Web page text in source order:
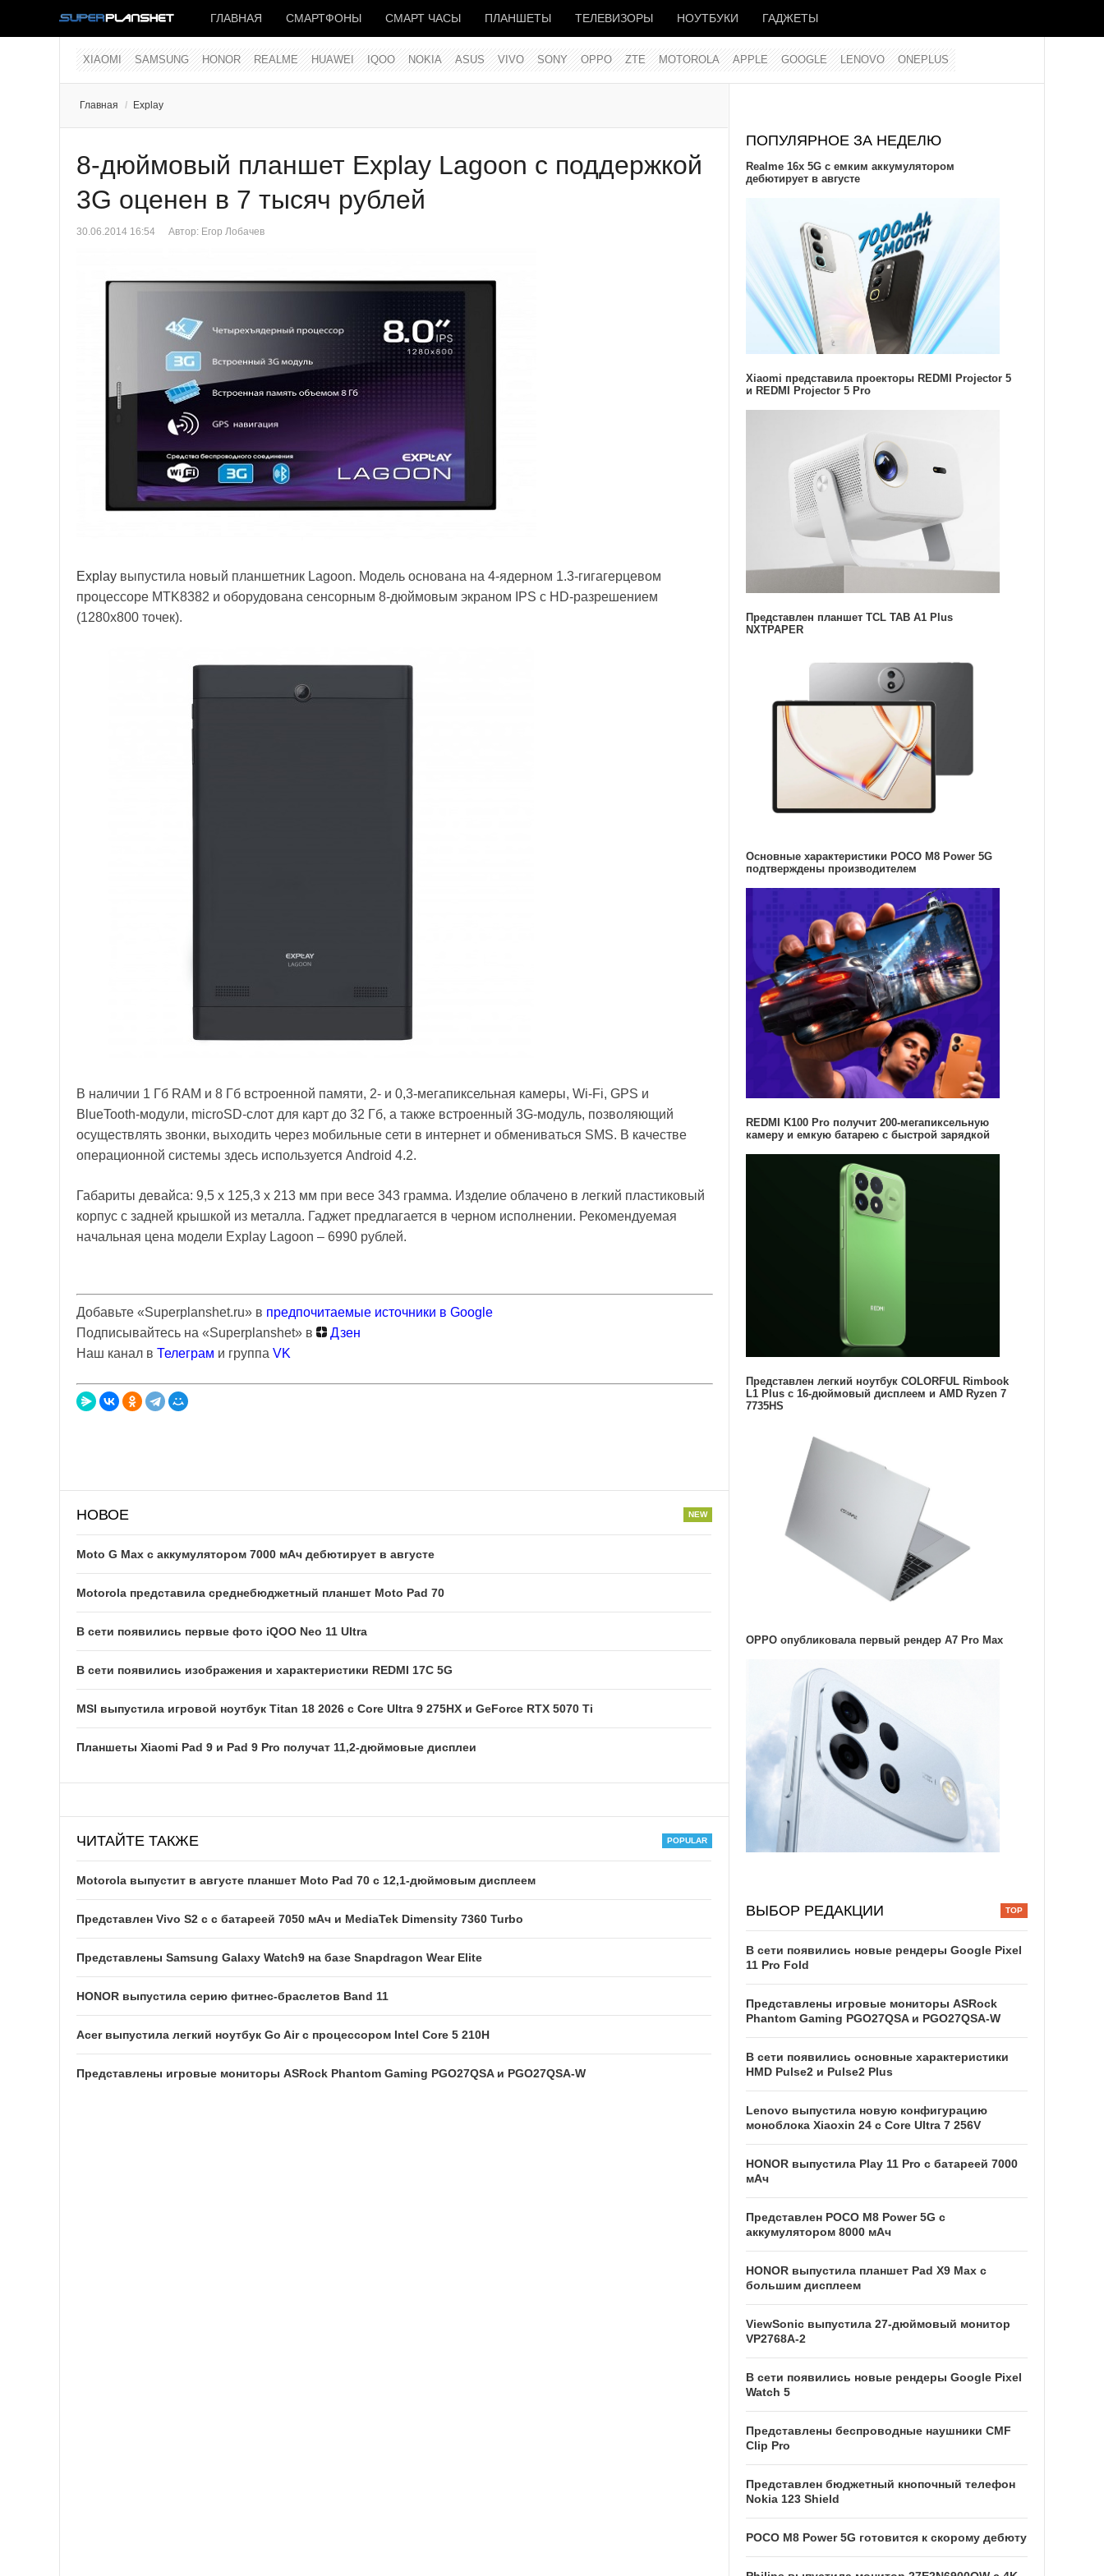
ГЛАВНАЯ СМАРТФОНЫ СМАРТ ЧАСЫ ПЛАНШЕТЫ ТЕЛЕВИЗОРЫ НОУТБУКИ ГАДЖЕТЫ
XIAOMI SAMSUNG HONOR REALME HUAWEI IQOO NOKIA ASUS VIVO SONY OPPO ZTE MOTOROLA APPLE GOOGLE LENOVO ONEPLUS
Главная / Explay
8-дюймовый планшет Explay Lagoon с поддержкой
3G оценен в 7 тысяч рублей
30.06.2014 16:54 Автор: Егор Лобачев
Explay выпустила новый планшетник Lagoon. Модель основана на 4-ядерном 1.3-гигагерцевом
процессоре MTK8382 и оборудована сенсорным 8-дюймовым экраном IPS с HD-разрешением
(1280х800 точек).
В наличии 1 Гб RAM и 8 Гб встроенной памяти, 2- и 0,3-мегапиксельная камеры, Wi-Fi, GPS и
BlueTooth-модули, microSD-слот для карт до 32 Гб, а также встроенный 3G-модуль, позволяющий
осуществлять звонки, выходить через мобильные сети в интернет и обмениваться SMS. В качестве
операционной системы здесь используется Android 4.2.
Габариты девайса: 9,5 х 125,3 х 213 мм при весе 343 грамма. Изделие облачено в легкий пластиковый
корпус с задней крышкой из металла. Гаджет предлагается в черном исполнении. Рекомендуемая
начальная цена модели Explay Lagoon – 6990 рублей.
Добавьте «Superplanshet.ru» в предпочитаемые источники в Google
Подписывайтесь на «Superplanshet» в
Дзен
Наш канал в Телеграм и группа VK
НОВОЕ
Moto G Max с аккумулятором 7000 мАч дебютирует в августе
Motorola представила среднебюджетный планшет Moto Pad 70
В сети появились первые фото iQOO Neo 11 Ultra
В сети появились изображения и характеристики REDMI 17C 5G
MSI выпустила игровой ноутбук Titan 18 2026 с Core Ultra 9 275HX и GeForce RTX 5070 Ti
Планшеты Xiaomi Pad 9 и Pad 9 Pro получат 11,2-дюймовые дисплеи
ЧИТАЙТЕ ТАКЖЕ
Motorola выпустит в августе планшет Moto Pad 70 с 12,1-дюймовым дисплеем
Представлен Vivo S2 с с батареей 7050 мАч и MediaTek Dimensity 7360 Turbo
Представлены Samsung Galaxy Watch9 на базе Snapdragon Wear Elite
HONOR выпустила серию фитнес-браслетов Band 11
Acer выпустила легкий ноутбук Go Air c процессором Intel Core 5 210H
Представлены игровые мониторы ASRock Phantom Gaming PGO27QSA и PGO27QSA-W
ПОПУЛЯРНОЕ ЗА НЕДЕЛЮ
Realme 16x 5G с емким аккумулятором
дебютирует в августе
Xiaomi представила проекторы REDMI Projector 5
и REDMI Projector 5 Pro
Представлен планшет TCL TAB A1 Plus
NXTPAPER
Основные характеристики POCO M8 Power 5G
подтверждены производителем
REDMI K100 Pro получит 200-мегапиксельную
камеру и емкую батарею с быстрой зарядкой
Представлен легкий ноутбук COLORFUL Rimbook
L1 Plus с 16-дюймовый дисплеем и AMD Ryzen 7
7735HS
OPPO опубликовала первый рендер A7 Pro Max
ВЫБОР РЕДАКЦИИ
В сети появились новые рендеры Google Pixel
11 Pro Fold
Представлены игровые мониторы ASRock
Phantom Gaming PGO27QSA и PGO27QSA-W
В сети появились основные характеристики
HMD Pulse2 и Pulse2 Plus
Lenovo выпустила новую конфигурацию
моноблока Xiaoxin 24 с Core Ultra 7 256V
HONOR выпустила Play 11 Pro с батареей 7000
мАч
Представлен POCO M8 Power 5G с
аккумулятором 8000 мАч
HONOR выпустила планшет Pad X9 Max с
большим дисплеем
ViewSonic выпустила 27-дюймовый монитор
VP2768A-2
В сети появились новые рендеры Google Pixel
Watch 5
Представлены беспроводные наушники CMF
Clip Pro
Представлен бюджетный кнопочный телефон
Nokia 123 Shield
POCO M8 Power 5G готовится к скорому дебюту